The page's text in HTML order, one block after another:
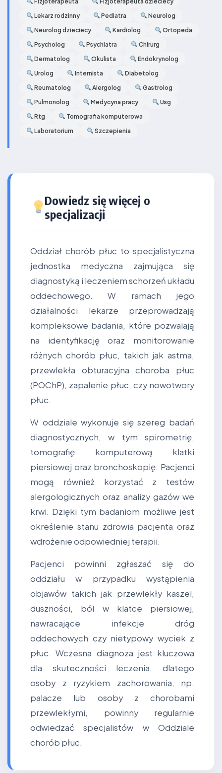
Lekarz rodzinny
Pediatra
Neurolog
Neurolog dzieciecy
Kardiolog
Ortopeda
Psycholog
Psychiatra
Chirurg
Dermatolog
Okulista
Endokrynolog
Urolog
Internista
Diabetolog
Reumatolog
Alergolog
Gastrolog
Pulmonolog
Medycyna pracy
Usg
Rtg
Tomografia komputerowa
Laboratorium
Szczepienia
Dowiedz się więcej o
specjalizacji
Oddział chorób płuc to specjalistyczna
jednostka medyczna zajmująca się
diagnostyką i leczeniem schorzeń układu
oddechowego. W ramach jego
działalności lekarze przeprowadzają
kompleksowe badania, które pozwalają
na identyfikację oraz monitorowanie
różnych chorób płuc, takich jak astma,
przewlekła obturacyjna choroba płuc
(POChP), zapalenie płuc, czy nowotwory
płuc.
W oddziale wykonuje się szereg badań
diagnostycznych, w tym spirometrię,
tomografię komputerową klatki
piersiowej oraz bronchoskopię. Pacjenci
mogą również korzystać z testów
alergologicznych oraz analizy gazów we
krwi. Dzięki tym badaniom możliwe jest
określenie stanu zdrowia pacjenta oraz
wdrożenie odpowiedniej terapii.
Pacjenci powinni zgłaszać się do
oddziału w przypadku wystąpienia
objawów takich jak przewlekły kaszel,
duszności, ból w klatce piersiowej,
nawracające infekcje dróg
oddechowych czy nietypowy wyciek z
płuc. Wczesna diagnoza jest kluczowa
dla skuteczności leczenia, dlatego
osoby z ryzykiem zachorowania, np.
palacze lub osoby z chorobami
przewlekłymi, powinny regularnie
odwiedzać specjalistów w Oddziale
chorób płuc.